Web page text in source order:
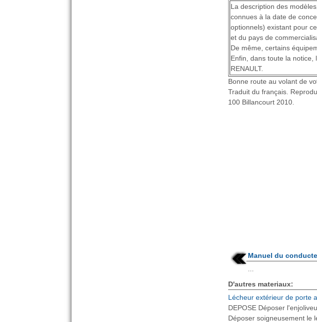
La description des
connues à la date de
optionnels) existant pour
et du pays de
De même, certains
Enfin, dans toute la
RENAULT.
Bonne route au volant de
Traduit du français.
100 Billancourt 2010.
Manuel du
D'autres materiaux:
Lécheur extérieur de porte
DEPOSE Déposer
Déposer soigneusement le